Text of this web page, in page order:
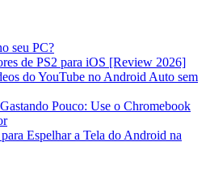
seu PC?
de PS2 para iOS [Review 2026]
do YouTube no Android Auto sem
Pouco: Use o Chromebook
Espelhar a Tela do Android na